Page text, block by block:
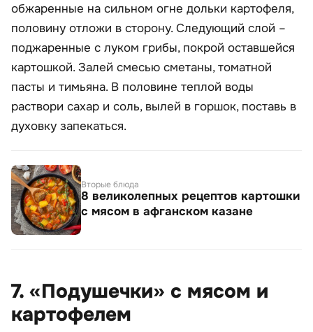
обжаренные на сильном огне дольки картофеля,
половину отложи в сторону. Следующий слой –
поджаренные с луком грибы, покрой оставшейся
картошкой. Залей смесью сметаны, томатной
пасты и тимьяна. В половине теплой воды
раствори сахар и соль, вылей в горшок, поставь в
духовку запекаться.
Вторые блюда
8 великолепных рецептов картошки
с мясом в афганском казане
7. «Подушечки» с мясом и
картофелем